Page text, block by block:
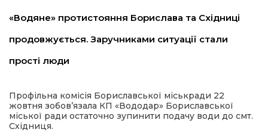
«Водяне» протистояння Борислава та Східниці
продовжується. Заручниками ситуації стали
прості люди
Профільна комісія Бориславської міськради 22
жовтня зобов’язала КП «Вододар» Бориславської
міської ради остаточно зупинити подачу води до смт.
Східниця.